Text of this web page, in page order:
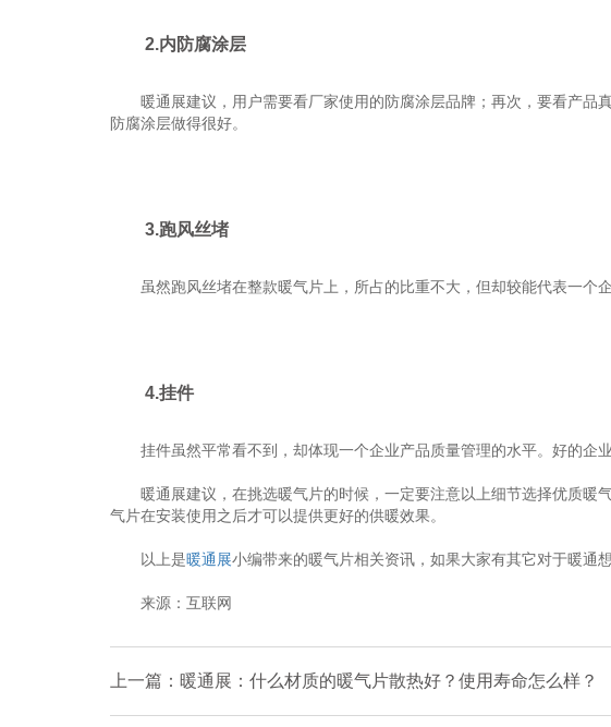
2.内防腐涂层
暖通展建议，用户需要看厂家使用的防腐涂层品牌；再次，要看产品
防腐涂层做得很好。
3.跑风丝堵
虽然跑风丝堵在整款暖气片上，所占的比重不大，但却较能代表一个
4.挂件
挂件虽然平常看不到，却体现一个企业产品质量管理的水平。好的企
暖通展建议，在挑选暖气片的时候，一定要注意以上细节选择优质暖
气片在安装使用之后才可以提供更好的供暖效果。
以上是暖通展小编带来的暖气片相关资讯，如果大家有其它对于暖通
来源：互联网
上一篇：暖通展：什么材质的暖气片散热好？使用寿命怎么样？